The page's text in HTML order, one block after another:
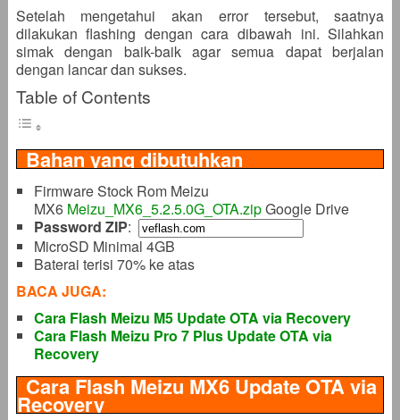
Setelah mengetahui akan error tersebut, saatnya
dilakukan flashing dengan cara dibawah ini. Silahkan
simak dengan baik-baik agar semua dapat berjalan
dengan lancar dan sukses.
Table of Contents
Bahan yang dibutuhkan
Firmware Stock Rom Meizu
MX6 Meizu_MX6_5.2.5.0G_OTA.zipGoogle Drive
Password ZIP:
MicroSD Minimal 4GB
Baterai terisi 70% ke atas
BACA JUGA:
Cara Flash Meizu M5 Update OTA via Recovery
Cara Flash Meizu Pro 7 Plus Update OTA via
Recovery
Cara Flash Meizu MX6 Update OTA via
Recovery